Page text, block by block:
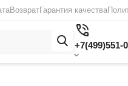
ВозвратГарантия качества
+7(499)551-